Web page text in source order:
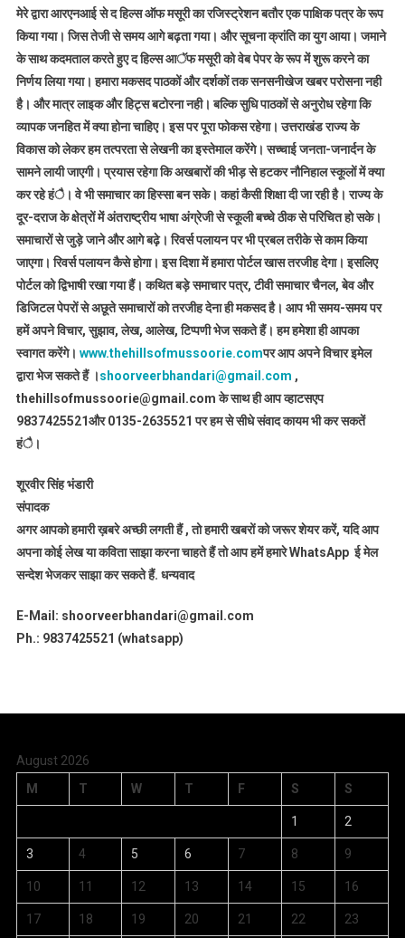
मेरे द्वारा आरएनआई से द हिल्स ऑफ मसूरी का रजिस्ट्रेशन बतौर एक पाक्षिक पत्र के रूप
किया गया। जिस तेजी से समय आगे बढ़ता गया। और सूचना क्रांति का युग आया। जमाने
के साथ कदमताल करते हुए द हिल्स आॅफ मसूरी को वेब पेपर के रूप में शुरू करने का
निर्णय लिया गया। हमारा मकसद पाठकों और दर्शकों तक सनसनीखेज खबर परोसना नही
है। और मात्र लाइक और हिट्स बटोरना नही। बल्कि सुधि पाठकों से अनुरोध रहेगा कि
व्यापक जनहित में क्या होना चाहिए। इस पर पूरा फोकस रहेगा। उत्तराखंड राज्य के
विकास को लेकर हम तत्परता से लेखनी का इस्तेमाल करेंगे। सच्चाई जनता-जनार्दन के
सामने लायी जाएगी। प्रयास रहेगा कि अखबारों की भीड़ से हटकर नौनिहाल स्कूलों में क्या
कर रहे हंै। वे भी समाचार का हिस्सा बन सके। कहां कैसी शिक्षा दी जा रही है। राज्य के
दूर-दराज के क्षेत्रों में अंतराष्ट्रीय भाषा अंग्रेजी से स्कूली बच्चे ठीक से परिचित हो सके।
समाचारों से जुड़े जाने और आगे बढ़े। रिवर्स पलायन पर भी प्रबल तरीके से काम किया
जाएगा। रिवर्स पलायन कैसे होगा। इस दिशा में हमारा पोर्टल खास तरजीह देगा। इसलिए
पोर्टल को द्विभाषी रखा गया हैं। कथित बड़े समाचार पत्र, टीवी समाचार चैनल, बेव और
डिजिटल पेपरों से अछूते समाचारों को तरजीह देना ही मकसद है। आप भी समय-समय पर
हमें अपने विचार, सुझाव, लेख, आलेख, टिप्पणी भेज सकते हैं। हम हमेशा ही आपका
स्वागत करेंगे। www.thehillsofmussoorie.comपर आप अपने विचार इमेल
द्वारा भेज सकते हैं ।shoorveerbhandari@gmail.com ,
thehillsofmussoorie@gmail.com के साथ ही आप व्हाटसएप
9837425521और 0135-2635521 पर हम से सीधे संवाद कायम भी कर सकतें
हंै।
शूरवीर सिंह भंडारी
संपादक
अगर आपको हमारी ख़बरे अच्छी लगती हैं , तो हमारी खबरों को जरूर शेयर करें, यदि आप
अपना कोई लेख या कविता साझा करना चाहते हैं तो आप हमें हमारे WhatsApp ई मेल
सन्देश भेजकर साझा कर सकते हैं. धन्यवाद
E-Mail: shoorveerbhandari@gmail.com
Ph.: 9837425521 (whatsapp)
August 2026
M
T W T F S S
1 2
3 4 5 6 7 8 9
10 11 12 13 14 15 16
17 18 19 20 21 22 23